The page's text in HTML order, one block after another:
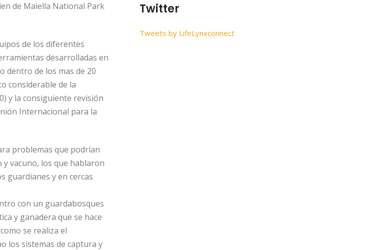
de Maiella National Park
de los diferentes
desarrolladas en
dentro de los mas de 20
considerable de la
y la consiguiente revisión
Internacional para la
problemas que podrían
vacuno, los que hablaron
guardianes y en cercas
con un guardabosques
y ganadera que se hace
se realiza el
los sistemas de captura y
Twitter
Tweets by LifeLynxconnect